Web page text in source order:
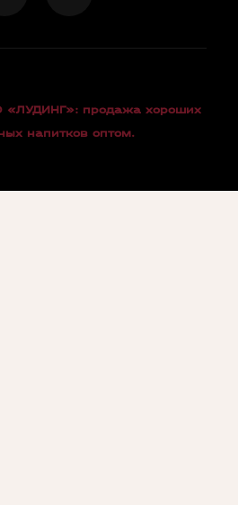
продажа хороших
напитков оптом.